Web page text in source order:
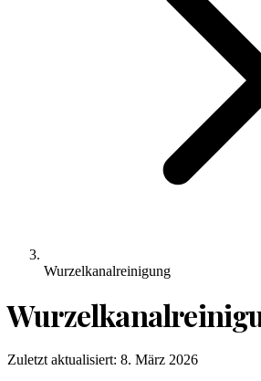
Wurzelkanalreinigung
Zuletzt aktualisiert: 8. März 2026